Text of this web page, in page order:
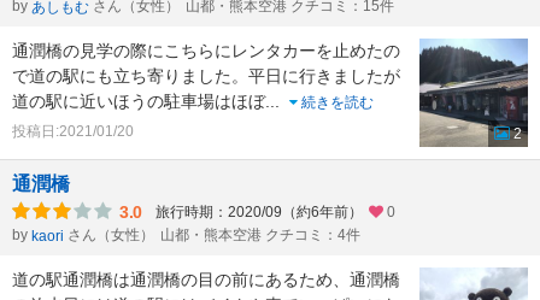
by あしもむ さん（女性） 山都・熊本空港 クチコミ：15件
通潤橋の見学の際にこちらにレンタカーを止めたの
で道の駅にも立ち寄りました。平日に行きましたが
道の駅に近いほうの駐車場はほぼ...
続きを読む
投稿日:2021/01/20
2
通潤橋
3.0 旅行時期：2020/09（約6年前）
0
by kaori さん（女性） 山都・熊本空港 クチコミ：4件
道の駅通潤橋は通潤橋の目の前にあるため、通潤橋